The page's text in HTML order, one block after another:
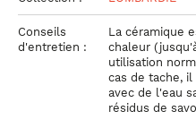
Conseils
d'entretien :
La céramique
chaleur
utilisation
cas de tache,
avec de l'eau
résidus de